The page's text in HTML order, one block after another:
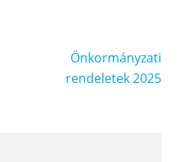
Önkormányzati
rendeletek 2025